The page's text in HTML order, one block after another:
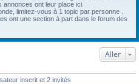
ont leur place ici.
limitez-vous à 1 topic par personne .
ont une section à part dans le forum des
Aller
inscrit et 2 invités